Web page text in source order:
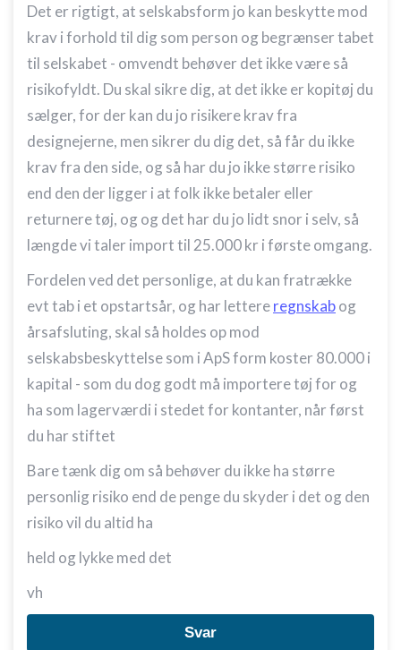
Det er rigtigt, at selskabsform jo kan beskytte mod
krav i forhold til dig som person og begrænser tabet
til selskabet - omvendt behøver det ikke være så
risikofyldt. Du skal sikre dig, at det ikke er kopitøj du
sælger, for der kan du jo risikere krav fra
designejerne, men sikrer du dig det, så får du ikke
krav fra den side, og så har du jo ikke større risiko
end den der ligger i at folk ikke betaler eller
returnere tøj, og og det har du jo lidt snor i selv, så
længde vi taler import til 25.000 kr i første omgang.
Fordelen ved det personlige, at du kan fratrække
evt tab i et opstartsår, og har lettereregnskabog
årsafsluting, skal så holdes op mod
selskabsbeskyttelse som i ApS form koster 80.000 i
kapital - som du dog godt må importere tøj for og
ha som lagerværdi i stedet for kontanter, når først
du har stiftet
Bare tænk dig om så behøver du ikke ha større
personlig risiko end de penge du skyder i det og den
risiko vil du altid ha
held og lykke med det
vh
Svar
Måle annonceringseffektivitet
Måle indholdseffektivitet
Forstå målgrupper gennem statistikker eller
kombinationer af oplysninger fra forskellige
kilder
Udvikle og forbedre tjenester
Bruge begrænsede oplysninger til at vælge
indhold
IAB Special Features:
Bruge præcise geografiske
placeringsoplysninger
Identificere enheder baseret på aktivt
anmodede oplysninger
Ikke-IAB-behandlingsformål:
Nødvendig
Ydeevne
Annoncering / marketing